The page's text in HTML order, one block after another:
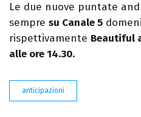
Le due nuove puntate
sempre su Canale 5
rispettivamente Beautiful
alle ore 14.30.
anticipazioni